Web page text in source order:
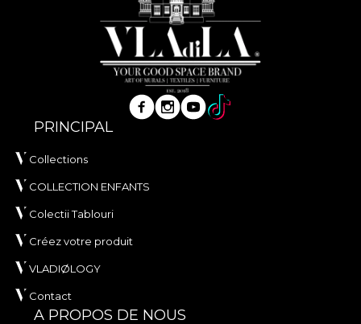
PRINCIPAL
Collections
COLLECTION ENFANTS
Colectii Tablouri
Créez votre produit
VLADIØLOGY
Contact
A PROPOS DE NOUS